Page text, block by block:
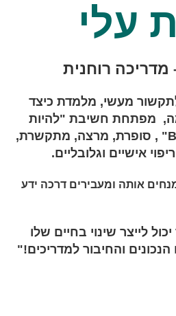
עלי
רוחנית
מעשי, מלמדת כיצד
מפתחת חשיבת "להיות
סופרת, מרצה, מתקשרת,
אישיים וגלובליים.
אותה ומעבירים דרכה ידע
לייצר שינוי בחיים שלו
והחיבור למדריכים!"